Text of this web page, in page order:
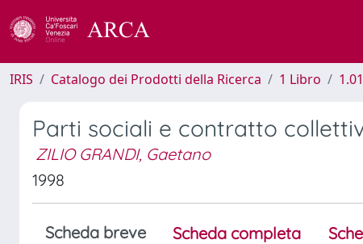
IRIS Catalogo dei Prodotti della Ricerca 1 Libro
Parti sociali e contratto
ZILIO GRANDI, Gaetano
1998
Scheda breve Scheda completa